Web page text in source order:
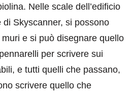
Nelle scale dell’edificio
Skyscanner, si possono
e si può disegnare quello
per scrivere sui
e tutti quelli che passano,
scrivere quello che